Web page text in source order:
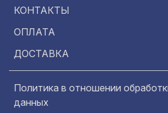
КОНТАКТЫ
ОПЛАТА
ДОСТАВКА
Политика в отношении
данных